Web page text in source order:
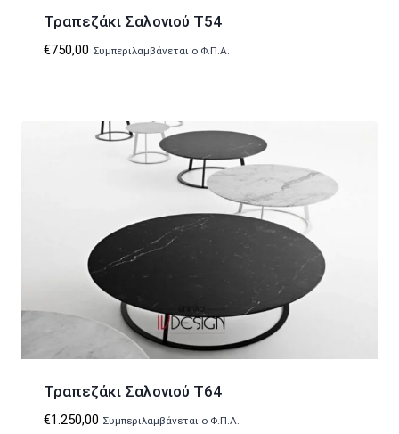
Τραπεζάκι Σαλονιού T54
€750,00 Συμπεριλαμβάνεται ο Φ.Π.Α.
Τραπεζάκι Σαλονιού T64
€1.250,00 Συμπεριλαμβάνεται ο Φ.Π.Α.